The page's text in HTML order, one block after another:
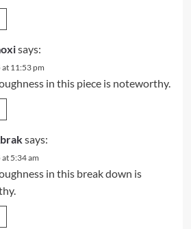
says:
at 11:53 pm
in this piece is noteworthy.
says:
5:34 am
in this break down is